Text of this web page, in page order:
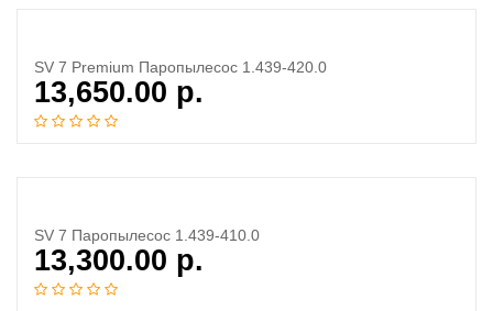
SV 7 Premium Паропылесос 1.439-420.0
13,650.00 р.
SV 7 Паропылесос 1.439-410.0
13,300.00 р.